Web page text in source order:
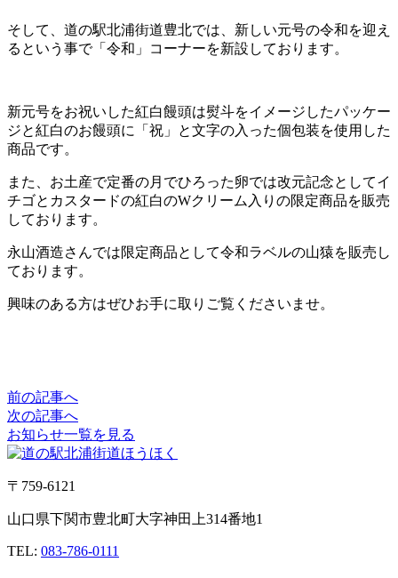
そして、道の駅北浦街道豊北では、新しい元号の令和を迎え
るという事で「令和」コーナーを新設しております。
新元号をお祝いした紅白饅頭は熨斗をイメージしたパッケー
ジと紅白のお饅頭に「祝」と文字の入った個包装を使用した
商品です。
また、お土産で定番の月でひろった卵では改元記念としてイ
チゴとカスタードの紅白のWクリーム入りの限定商品を販売
しております。
永山酒造さんでは限定商品として令和ラベルの山猿を販売し
ております。
興味のある方はぜひお手に取りご覧くださいませ。
前の記事へ
次の記事へ
お知らせ一覧を見る
〒759-6121
山口県下関市豊北町大字神田上314番地1
TEL: 083-786-0111